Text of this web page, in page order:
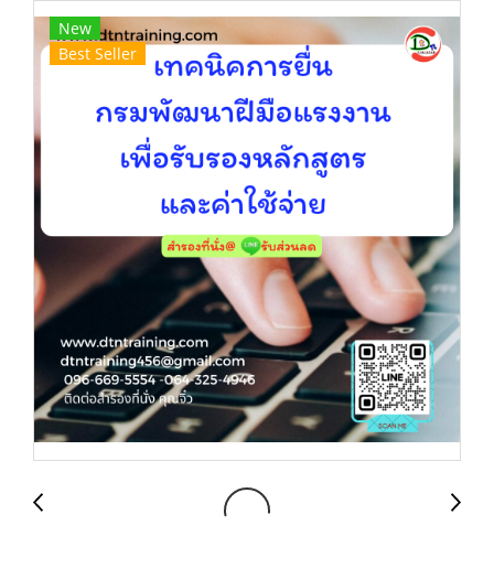
New
Best Seller